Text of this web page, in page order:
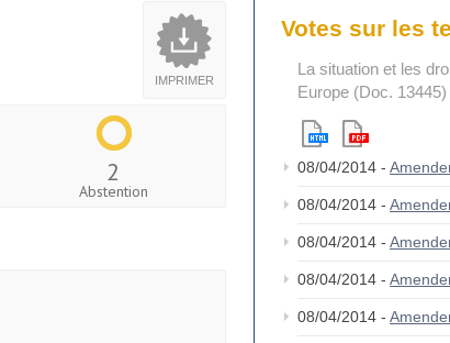
IMPRIMER
2
Abstention
Votes sur les
La situation et les
Europe (Doc. 13445)
08/04/2014 -
08/04/2014 -
08/04/2014 -
08/04/2014 -
08/04/2014 -